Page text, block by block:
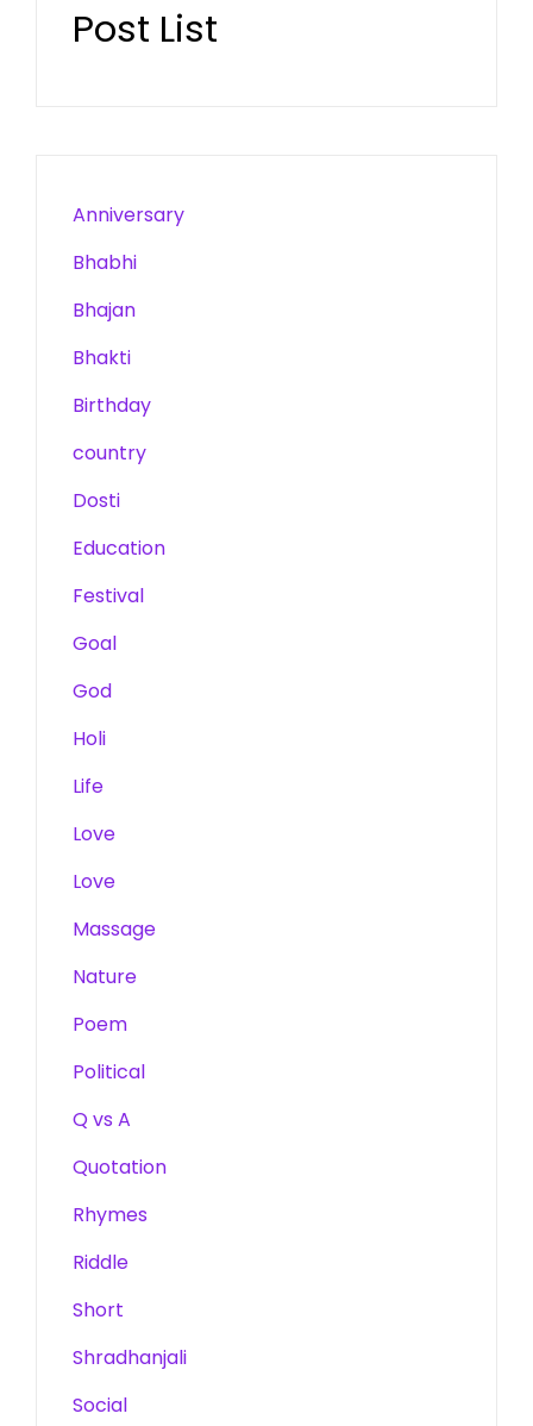
Post List
Anniversary
Bhabhi
Bhajan
Bhakti
Birthday
country
Dosti
Education
Festival
Goal
God
Holi
Life
Love
Love
Massage
Nature
Poem
Political
Q vs A
Quotation
Rhymes
Riddle
Short
Shradhanjali
Social